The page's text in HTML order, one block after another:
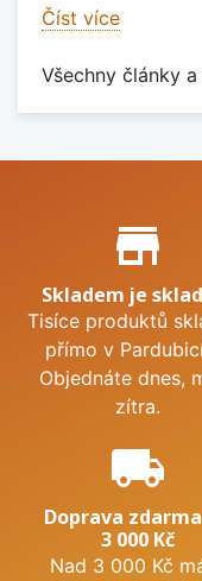
Číst více
Všechny články
Proč nakupovat
store_mall_directory
Skladem je
Tisíce produktů
přímo v
Objednáte dnes,
zítra.
local_shipping
Doprava
3 000 Kč
Nad 3 000 Kč